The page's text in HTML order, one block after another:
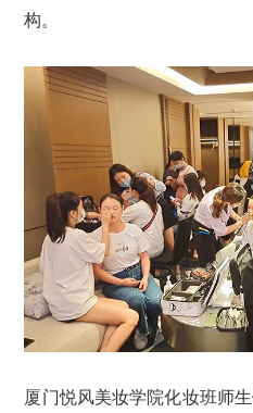
构。
厦门悦风美妆学院化妆班师